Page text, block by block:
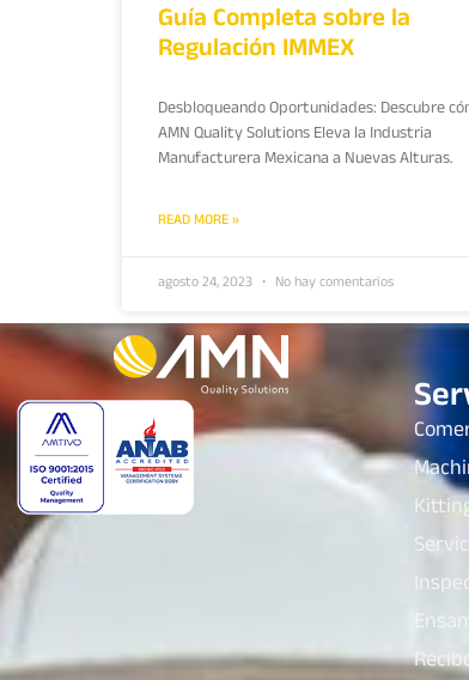
Guía Completa sobre la
Regulación IMMEX
Desbloqueando Oportunidades: Descubre
AMN Quality Solutions Eleva la Industria
Manufacturera Mexicana a Nuevas Alturas.
READ MORE »
agosto 24, 2023 No hay comentarios